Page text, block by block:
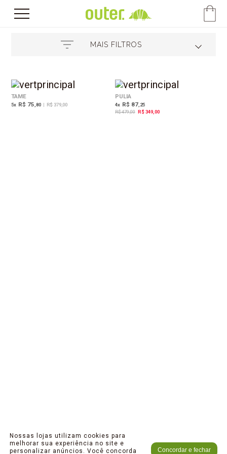
MAIS FILTROS
TAME
5x R$ 75 ,80 | R$ 379,00
PULIA
4x R$ 87,25
R$ 479,00 R$ 349,00
Nossas lojas utilizam cookies para
melhorar sua experiência no site e
personalizar anúncios. Você concorda
Concordar e fechar